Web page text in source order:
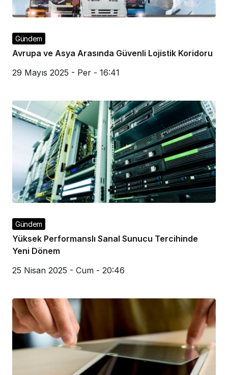
Gündem
Avrupa ve Asya Arasında Güvenli Lojistik Koridoru
29 Mayıs 2025 - Per - 16:41
Gündem
Yüksek Performanslı Sanal Sunucu Tercihinde
Yeni Dönem
25 Nisan 2025 - Cum - 20:46